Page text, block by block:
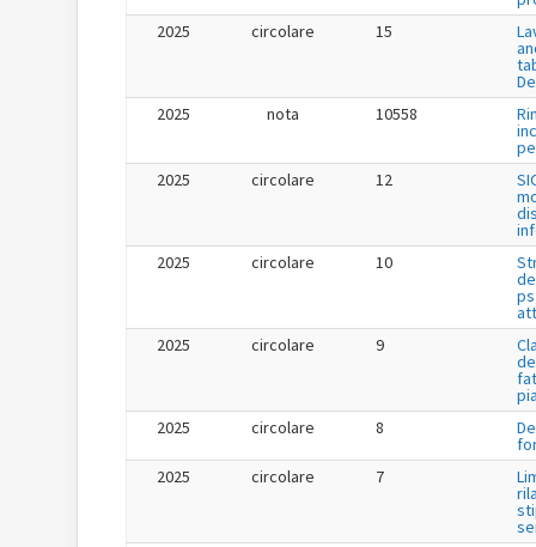
2025
circolare 15
2025
nota 10558
2025
circolare 12
2025
circolare 10
2025
circolare 9
2025
circolare 8
2025
circolare 7